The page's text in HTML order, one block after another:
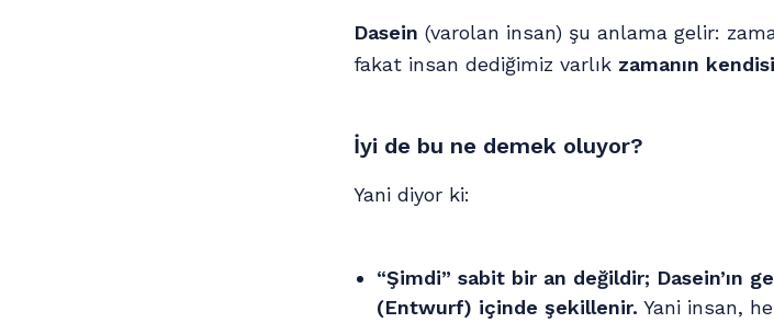
Dasein (varolan insan) şu anlama gelir:
fakat insan dediğimiz varlık zamanın
İyi de bu ne demek oluyor?
Yani diyor ki:
“Şimdi” sabit bir an değildir; Dasein’ın
(Entwurf) içinde şekillenir. Yani insan,